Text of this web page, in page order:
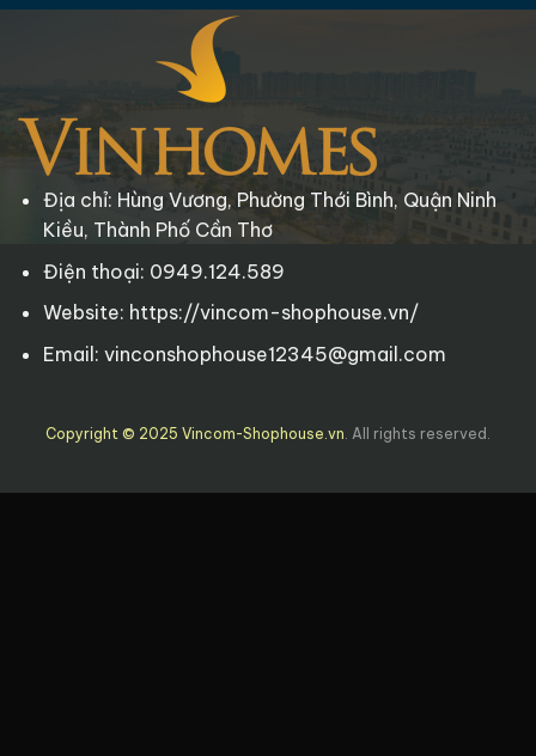
Địa chỉ: Hùng Vương, Phường Thới Bình, Quận Ninh
Kiều, Thành Phố Cần Thơ
Điện thoại: 0949.124.589
Website: https://vincom-shophouse.vn/
Email: vinconshophouse12345@gmail.com
Copyright © 2025 Vincom-Shophouse.vn . All rights reserved.